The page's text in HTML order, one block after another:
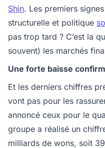
Shin. Les premiers
structurelle et politique
pas trop tard ? C’est la
souvent) les marchés
Une forte baisse
Et les derniers chiffres
vont pas pour les
annoncé ceux pour le
groupe a réalisé un
milliards de wons, soit